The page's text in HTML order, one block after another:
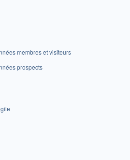
membres et visiteurs
prospects